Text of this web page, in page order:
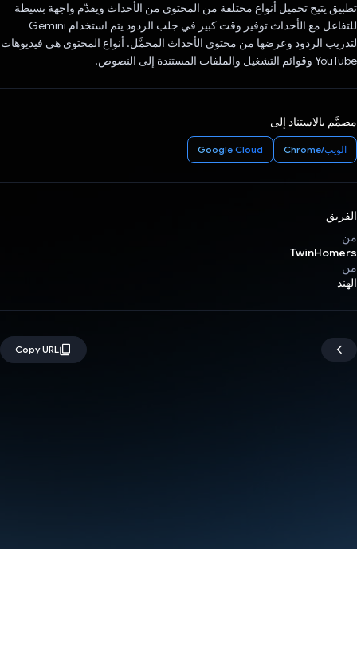
تطبيق يتيح تحميل أنواع مختلفة من المحتوى من الأحداث ويقدّم واجهة بسيطة
للتفاعل مع الأحداث توفير وقت كبير في جلب الردود يتم استخدام Gemini
لتدريب الردود وعرضها من محتوى الأحداث المحمَّل. أنواع المحتوى هي فيديوهات
YouTube وقوائم التشغيل والملفات المستندة إلى النصوص.
مصمَّم بالاستناد إلى
الويب/Chrome Google Cloud
الفريق
من
TwinHomers
من
الهند